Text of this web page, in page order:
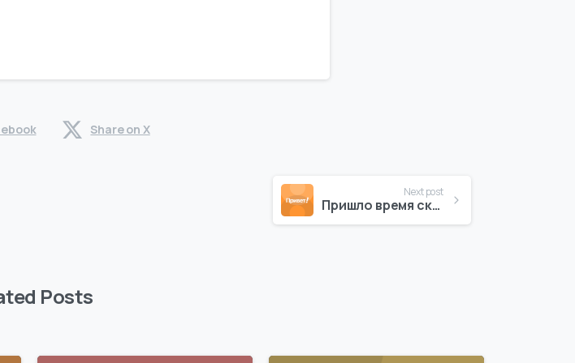
Share on X
Next post
Пришло время сказать “Привет” теме Essentials.
Posts